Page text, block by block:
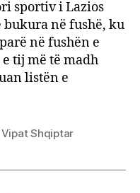
sportiv i Lazios
në fushë, ku
në fushën e
tij më të madh
listën e
Vipat Shqiptar